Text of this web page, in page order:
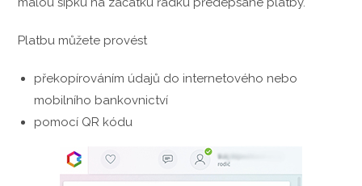
Platbu můžete provést
překopírováním údajů do internetového nebo
mobilního bankovnictví
pomocí QR kódu